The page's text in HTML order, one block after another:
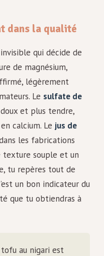
dans la qualité
qui décide de
de magnésium,
légèrement
Le sulfate de
et plus tendre,
calcium. Le jus de
les fabrications
texture souple et un
tu repères tout de
un bon indicateur du
que tu obtiendras à
au nigari est